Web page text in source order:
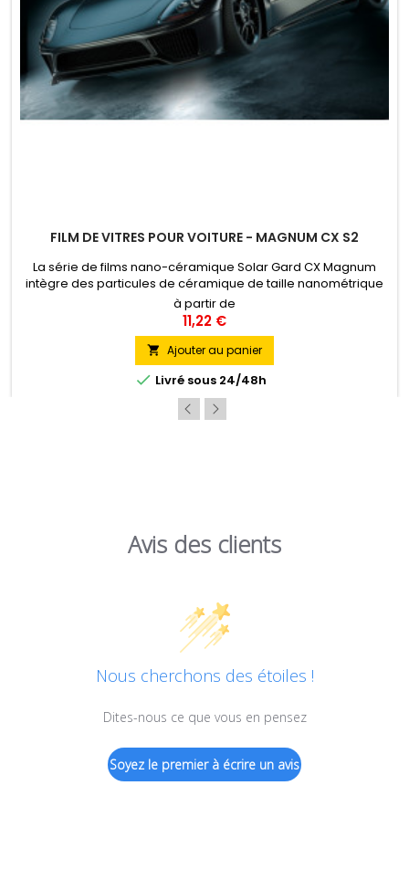
FILM DE VITRES POUR VOITURE - MAGNUM CX S2
La série de films nano-céramique Solar Gard CX Magnum
intègre des particules de céramique de taille nanométrique
dans un polymère destiné aux films de fenêtre, ce qui permet
d'absorber et de bloquer la lumière ultraviolette et
infrarouge.
à partir de
11,22 €
 Ajouter au panier
 Livré sous 24/48h
Avis des clients
Nous cherchons des étoiles !
Dites-nous ce que vous en pensez
Soyez le premier à écrire un avis